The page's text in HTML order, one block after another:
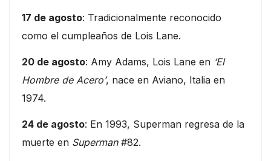
17 de agosto: Tradicionalmente reconocido
como el cumpleaños de Lois Lane.
20 de agosto: Amy Adams, Lois Lane en ‘El
Hombre de Acero’, nace en Aviano, Italia en
1974.
24 de agosto: En 1993, Superman regresa de la
muerte en Superman#82.